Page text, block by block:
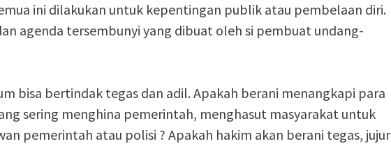
ini dilakukan untuk kepentingan publik atau pembelaan diri.
agenda tersembunyi yang dibuat oleh si pembuat undang-
bisa bertindak tegas dan adil. Apakah berani menangkapi para
sering menghina pemerintah, menghasut masyarakat untuk
pemerintah atau polisi ? Apakah hakim akan berani tegas, jujur